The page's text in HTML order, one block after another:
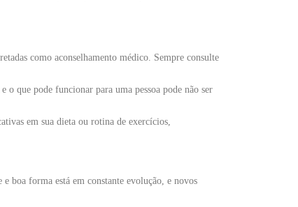
como aconselhamento médico. Sempre consulte
o que pode funcionar para uma pessoa pode não ser
em sua dieta ou rotina de exercícios,
boa forma está em constante evolução, e novos